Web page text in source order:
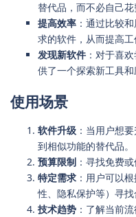
替代品，而不必自己花
提高效率 ：通过比较
求的软件，从而提高工
发现新软件 ：对于喜
供了一个探索新工具和
使用场景
软件升级 ：当用户想
到相似功能的替代品。
预算限制 ：寻找免费
特定需求 ：用户可以
性、隐私保护等）寻找
技术趋势 ：了解当前